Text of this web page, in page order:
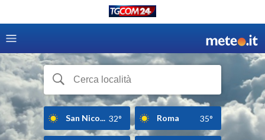
San Nico... 32° Roma 35°